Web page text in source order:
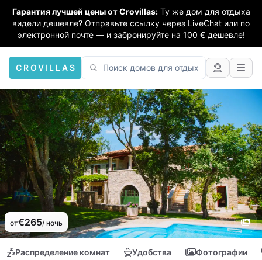
Гарантия лучшей цены от Crovillas: Ту же дом для отдыха
видели дешевле? Отправьте ссылку через LiveChat или по
электронной почте — и забронируйте на 100 € дешевле!
CROVILLAS
от€265/ ночь
Распределение комнат Удобства Фотографии